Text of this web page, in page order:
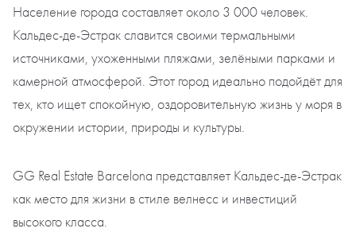
Население города составляет около 3 000 человек.
Кальдес-де-Эстрак славится своими термальными
источниками, ухоженными пляжами, зелёными парками и
камерной атмосферой. Этот город идеально подойдёт для
тех, кто ищет спокойную, оздоровительную жизнь у моря в
окружении истории, природы и культуры.
GG Real Estate Barcelona представляет Кальдес-де-Эстрак
как место для жизни в стиле велнесс и инвестиций
высокого класса.